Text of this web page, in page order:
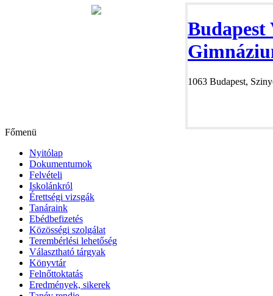
1063 Budapest,
Főmenü
Nyitólap
Dokumentumok
Felvételi
Iskolánkról
Érettségi vizsgák
Tanáraink
Ebédbefizetés
Közösségi szolgálat
Terembérlési lehetőség
Választható tárgyak
Könyvtár
Felnőttoktatás
Eredmények, sikerek